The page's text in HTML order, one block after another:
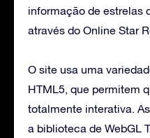
informação de estrelas
através do Online Star
O site usa uma
HTML5, que permitem
totalmente interativa.
a biblioteca de WebGL